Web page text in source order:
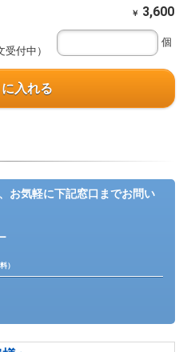
￥ 3,600
付中）
個
入れる
お気軽に下記窓口までお問い
）